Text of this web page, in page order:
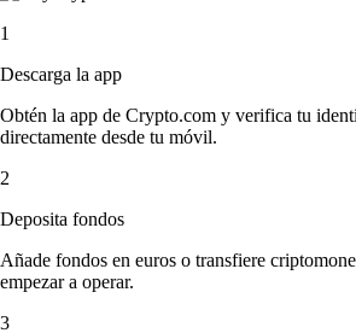
1
Descarga la app
Obtén la app de Crypto.com y verifica tu
directamente desde tu móvil.
2
Deposita fondos
Añade fondos en euros o transfiere
empezar a operar.
3